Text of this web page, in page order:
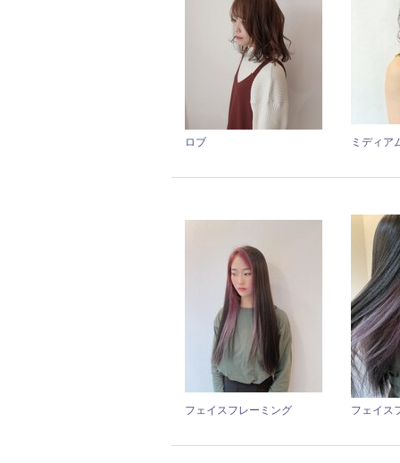
ロブ ミディア
フェイスフレーミング フェイス